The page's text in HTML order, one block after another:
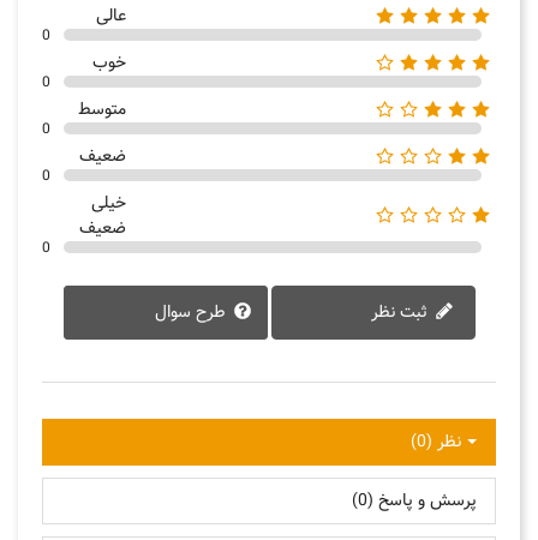
عالی
0
خوب
0
متوسط
0
ضعیف
0
خیلی
ضعیف
0
ثبت نظر طرح سوال
نظر (0)
پرسش و پاسخ (0)